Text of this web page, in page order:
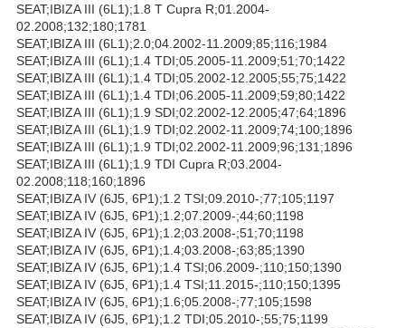
SEAT;IBIZA III (6L1);1.8 T Cupra R;01.2004-
02.2008;132;180;1781
SEAT;IBIZA III (6L1);2.0;04.2002-11.2009;85;116;1984
SEAT;IBIZA III (6L1);1.4 TDI;05.2005-11.2009;51;70;1422
SEAT;IBIZA III (6L1);1.4 TDI;05.2002-12.2005;55;75;1422
SEAT;IBIZA III (6L1);1.4 TDI;06.2005-11.2009;59;80;1422
SEAT;IBIZA III (6L1);1.9 SDI;02.2002-12.2005;47;64;1896
SEAT;IBIZA III (6L1);1.9 TDI;02.2002-11.2009;74;100;1896
SEAT;IBIZA III (6L1);1.9 TDI;02.2002-11.2009;96;131;1896
SEAT;IBIZA III (6L1);1.9 TDI Cupra R;03.2004-
02.2008;118;160;1896
SEAT;IBIZA IV (6J5, 6P1);1.2 TSI;09.2010-;77;105;1197
SEAT;IBIZA IV (6J5, 6P1);1.2;07.2009-;44;60;1198
SEAT;IBIZA IV (6J5, 6P1);1.2;03.2008-;51;70;1198
SEAT;IBIZA IV (6J5, 6P1);1.4;03.2008-;63;85;1390
SEAT;IBIZA IV (6J5, 6P1);1.4 TSI;06.2009-;110;150;1390
SEAT;IBIZA IV (6J5, 6P1);1.4 TSI;11.2015-;110;150;1395
SEAT;IBIZA IV (6J5, 6P1);1.6;05.2008-;77;105;1598
SEAT;IBIZA IV (6J5, 6P1);1.2 TDI;05.2010-;55;75;1199